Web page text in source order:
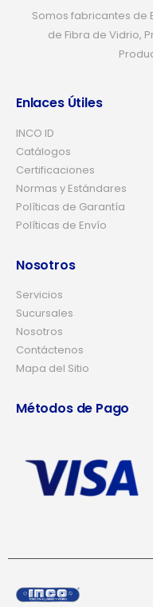
Somos fabricantes de
de Fibra de Vidrio,
Enlaces Útiles
INCO ID
Catálogos
Certificaciones
Normas y Estándares
Políticas de Garantía
Políticas de Envío
Nosotros
Servicios
Sucursales
Nosotros
Contáctenos
Mapa del Sitio
Métodos de Pago